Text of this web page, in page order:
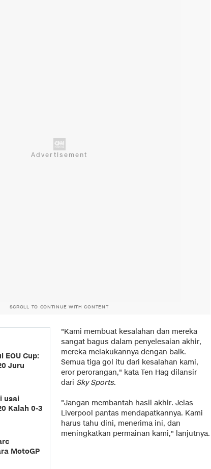
SCROLL TO CONTINUE WITH CONTENT
EOU Cup:
Juru
usai
Kalah 0-3
MotoGP
"Kami membuat kesalahan dan mereka
sangat bagus dalam penyelesaian akhir,
mereka melakukannya dengan baik.
Semua tiga gol itu dari kesalahan kami,
eror perorangan," kata Ten Hag dilansir
dari Sky Sports.
"Jangan membantah hasil akhir. Jelas
Liverpool pantas mendapatkannya. Kami
harus tahu dini, menerima ini, dan
meningkatkan permainan kami," lanjutnya.